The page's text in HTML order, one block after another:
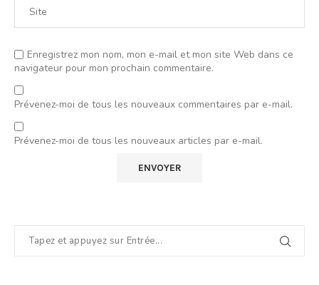
Enregistrez mon nom, mon e-mail et mon site Web dans ce
navigateur pour mon prochain commentaire.
Prévenez-moi de tous les nouveaux commentaires par e-mail.
Prévenez-moi de tous les nouveaux articles par e-mail.